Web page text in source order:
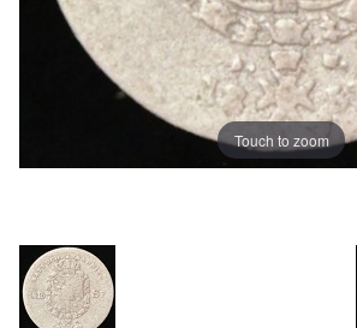
Touch to zoom